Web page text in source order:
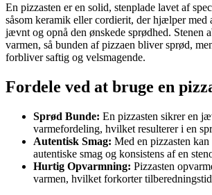
En pizzasten er en solid, stenplade lavet af
såsom keramik eller cordierit, der hjælper med
jævnt og opnå den ønskede sprødhed. Stenen
varmen, så bunden af pizzaen bliver sprød,
forbliver saftig og velsmagende.
Fordele ved at bruge en
Sprød Bunde: En pizzasten sikrer en
varmefordeling, hvilket resulterer i en
Autentisk Smag: Med en pizzasten kan
autentiske smag og konsistens af en
Hurtig Opvarmning: Pizzasten
varmen, hvilket forkorter